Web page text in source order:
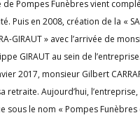
de Pompes Funèbres vient
Puis en 2008, création de la «
GIRAUT » avec l’arrivée de
GIRAUT au sein de l’entreprise.
2017, monsieur Gilbert
retraite. Aujourd’hui,
sous le nom « Pompes Funèbres